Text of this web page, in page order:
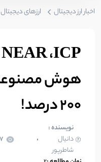
اخبار ارز دیجیتال ارزهای دیجیتال
هوش مصنوعی
200 درصد!
نویسنده :
دانیال
شاطرپور